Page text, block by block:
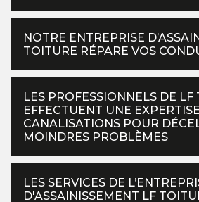
NOTRE ENTREPRISE
TOITURE RÉPARE VOS
LES PROFESSIONNELS DE LF
EFFECTUENT UNE
CANALISATIONS POUR
MOINDRES PROBLÈMES
LES SERVICES DE
D'ASSAINISSEMENT LF